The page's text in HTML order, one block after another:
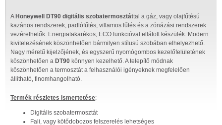
A Honeywell DT90 digitális szobatermosztáttal a gáz, vagy olajfűtésú
kazános rendszerek, padlófűtés, villamos fűtés és a zónázási rendszerek
vezérelhetők. Energiatakarékos, ECO funkcióval ellátott készülék. Modern
kivitelezésének köszönhetően bármilyen stílusú szobában elhelyezhető.
Nagy méretű kijelzőjének, és egyszerű nyomógombos kezelőfelületének
köszönhetően a DT90 könnyen kezelhető. A telepítő módnak
köszönhetően a termosztát a felhasználói igényeknek megfelelően
állítható, finomhangolható.
Termék részletes ismertetése:
Digitális szobatermosztát
Fali, vagy kötődobozos felszerelés lehetséges